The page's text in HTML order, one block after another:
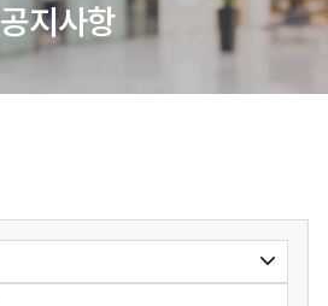
공지사항